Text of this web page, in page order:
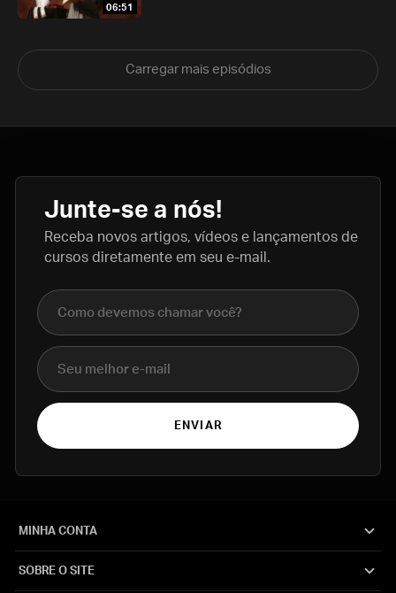
06:51
Carregar mais episódios
Junte-se a nós!
Receba novos artigos, vídeos e lançamentos de
cursos diretamente em seu e-mail.
Nome completo
E-mail
ENVIAR
MINHA CONTA
SOBRE O SITE